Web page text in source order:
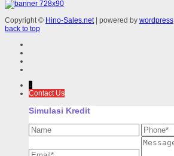
Copyright © Hino-Sales.net| powered by wordpress
back to top
↓
Contact Us
Simulasi Kredit